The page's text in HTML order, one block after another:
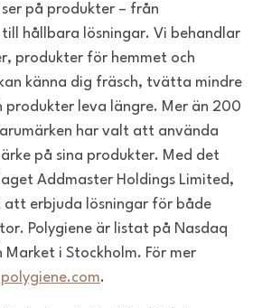
på produkter – från
hållbara lösningar. Vi behandlar
produkter för hemmet och
känna dig fräsch, tvätta mindre
produkter leva längre. Mer än 200
har valt att använda
på sina produkter. Med det
Addmaster Holdings Limited,
att erbjuda lösningar för både
Polygiene är listat på Nasdaq
i Stockholm. För mer
.